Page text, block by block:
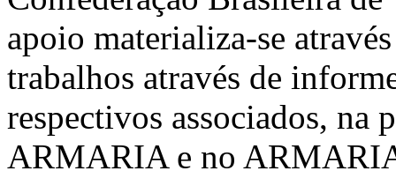
apoio materializa-se
trabalhos através de
respectivos associados,
ARMARIA e no